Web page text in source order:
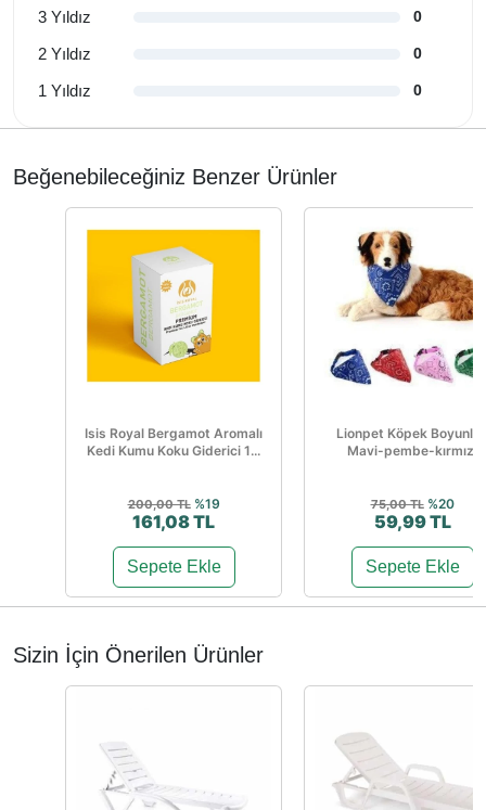
3 Yıldız 0
2 Yıldız 0
1 Yıldız 0
Beğenebileceğiniz Benzer Ürünler
Isis Royal Bergamot Aromalı
Kedi Kumu Koku Giderici 1...
200,00 TL %19
161,08 TL
Sepete Ekle
Lionpet Köpek
Mavi-pembe-kırmızı
75,00 TL %20
59,99 TL
Sepete Ekle
Sizin İçin Önerilen Ürünler